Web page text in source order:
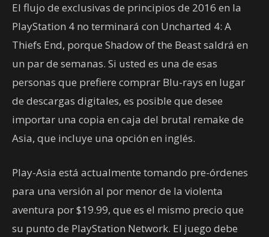
El flujo de exclusivas de principios de 2016 en la
PlayStation 4 no terminará con Uncharted 4: A
Thiefs End, porque Shadow of the Beast saldrá en
un par de semanas. Si usted es una de esas
personas que prefiere comprar Blu-rays en lugar
de descargas digitales, es posible que desee
importar una copia en caja del brutal remake de
Asia, que incluye una opción en inglés.
Play-Asia está actualmente tomando pre-órdenes
para una versión al por menor de la violenta
aventura por $19.99, que es el mismo precio que
su punto de PlayStation Network. El juego debe